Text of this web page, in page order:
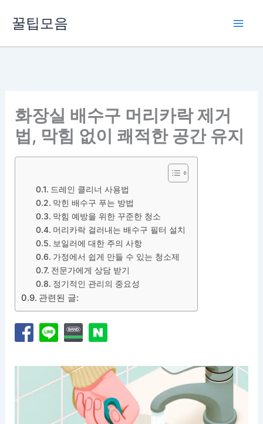
꿀팁모음
화장실 배수구 머리카락 제거
법, 막힘 없이 쾌적한 공간 유지
드레인 클리너 사용법
막힌 배수구 푸는 방법
막힘 예방을 위한 꾸준한 청소
머리카락 걸러내는 배수구 필터 설치
보일러에 대한 주의 사항
가정에서 쉽게 만들 수 있는 청소제
전문가에게 상담 받기
정기적인 관리의 중요성
관련된 글: